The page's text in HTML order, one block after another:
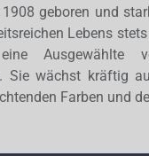
geboren und
Lebens
Ausgewählte
Sie wächst kräftig
Farben und